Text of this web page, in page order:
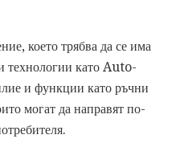
което трябва да се има
технологии като Auto-
и функции като ръчни
могат да направят по-